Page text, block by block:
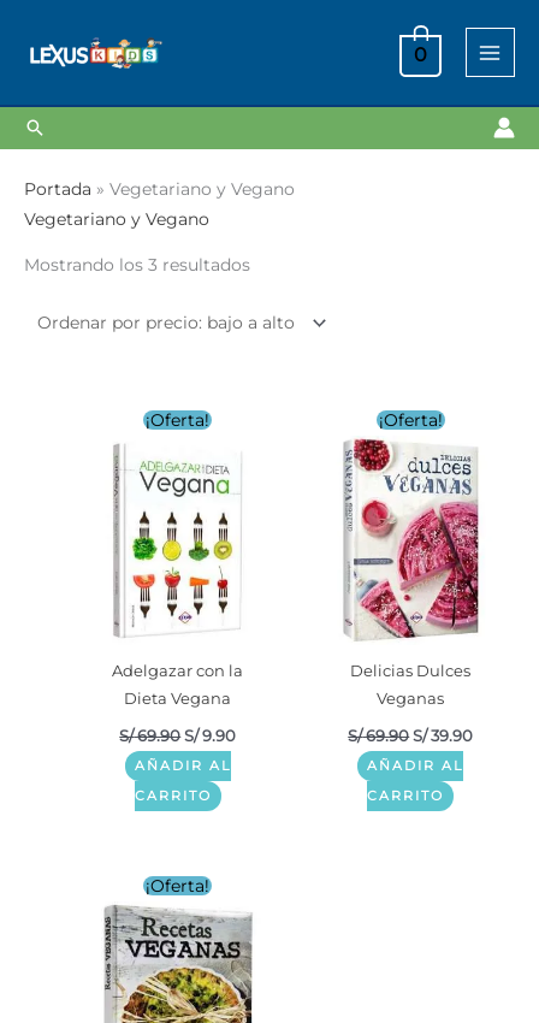
contenido
0
Buscar
Portada » Vegetariano y Vegano
Vegetariano y Vegano
Mostrando los 3 resultados
Ordenado
¡Oferta!
Adelgazar con la
Dieta Vegana
S/69.90
El
precio
era:
S/ 69.90.
S/9.90
S/ 9.90.
AÑADIR AL
CARRITO
¡Oferta!
Delicias Dulces
Veganas
S/69.90
El
precio
original
era:
S/ 69.90.
S/39.90
actual
es:
S/ 39.90.
AÑADIR AL
CARRITO
¡Oferta!
El
precio
original
era:
S/ 69.90.
actual
es:
S/ 39.90.